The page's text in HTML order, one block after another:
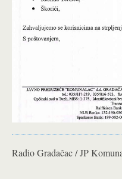
Radio Gradačac / JP